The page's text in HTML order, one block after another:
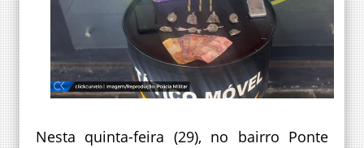
Nesta quinta-feira (29), no bairro Ponte